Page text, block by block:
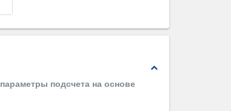
expand_less
параметры подсчета на основе